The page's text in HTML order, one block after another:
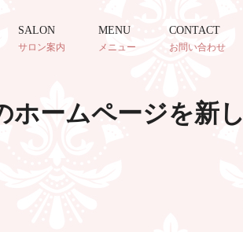
SALON
サロン案内
MENU
メニュー
CONTACT
お問い合わせ
ホームページを新し